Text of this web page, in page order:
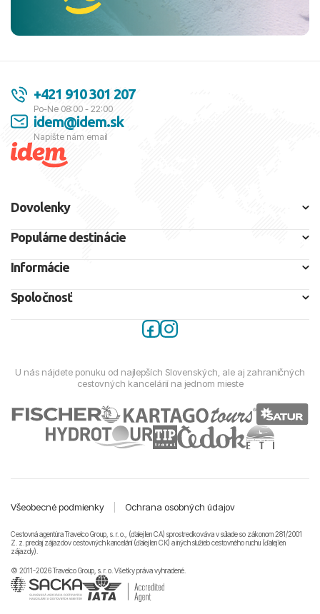
+421 910 301 207
Po-Ne 08:00 - 22:00
idem@idem.sk
Napíšte nám email
Dovolenky
Populárne destinácie
Informácie
Spoločnosť
U nás nájdete ponuku od najlepších Slovenských, ale aj zahraničných
cestovných kancelárií na jednom mieste
Všeobecné podmienky Ochrana osobných údajov
Cestovná agentúra Travelco Group, s. r. o., (ďalej len CA) sprostredkováva v súlade so zákonom 281/2001
Z. z. predaj zájazdov cestovných kancelárii (ďalej len CK) a iných služieb cestovného ruchu (ďalej len
zájazdy).
© 2011-2026 Travelco Group, s. r. o. Všetky práva vyhradené.